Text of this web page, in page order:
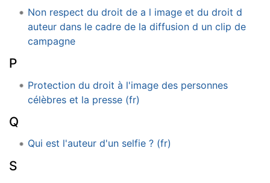
Non respect du droit de a l image et du droit d
auteur dans le cadre de la diffusion d un clip de
campagne
P
Protection du droit à l'image des personnes
célèbres et la presse (fr)
Q
Qui est l'auteur d'un selfie ? (fr)
S